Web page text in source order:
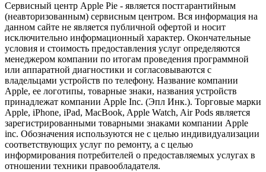
Сервисный центр Apple Pie - является постгарантийным
(неавторизованным) сервисным центром. Вся информация на
данном сайте не является публичной офертой и носит
исключительно информационный характер. Окончательные
условия и стоимость предоставления услуг определяются
менеджером компании по итогам проведения программной
или аппаратной диагностики и согласовываются с
владельцами устройств по телефону. Название компании
Apple, ее логотипы, товарные знаки, названия устройств
принадлежат компании Apple Inc. (Эпл Инк.). Торговые марки
Apple, iPhone, iPad, MacBook, Apple Watch, Air Pods является
зарегистрированными товарными знаками компании Apple
inc. Обозначения используются не с целью индивидуализации
соответствующих услуг по ремонту, а с целью
информирования потребителей о предоставляемых услугах в
отношении техники правообладателя.